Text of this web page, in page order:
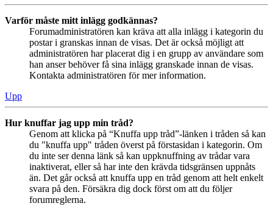
Varför måste mitt inlägg godkännas?
Forumadministratören kan kräva att alla inlägg i kategorin du
postar i granskas innan de visas. Det är också möjligt att
administratören har placerat dig i en grupp av användare som
han anser behöver få sina inlägg granskade innan de visas.
Kontakta administratören för mer information.
Upp
Hur knuffar jag upp min tråd?
Genom att klicka på “Knuffa upp tråd”-länken i tråden så kan
du "knuffa upp" tråden överst på förstasidan i kategorin. Om
du inte ser denna länk så kan uppknuffning av trådar vara
inaktiverat, eller så har inte den krävda tidsgränsen uppnåts
än. Det går också att knuffa upp en tråd genom att helt enkelt
svara på den. Försäkra dig dock först om att du följer
forumreglerna.